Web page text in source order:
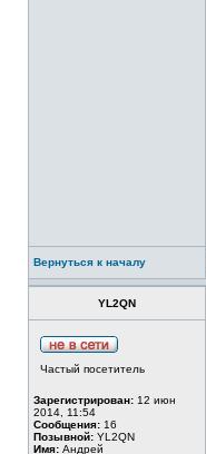
Вернуться к началу
YL2QN
Частый посетитель
Зарегистрирован: 12 июн
2014, 11:54
Сообщения: 16
Позывной: YL2QN
Имя: Андрей